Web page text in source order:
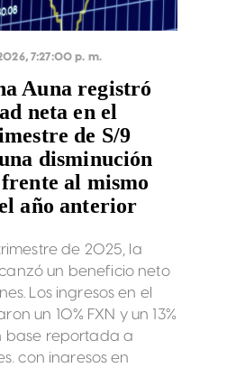
7:27:00 p. m.
Auna registró
neta en el
de S/9
disminución
al mismo
año anterior
de 2025, la
un beneficio neto
Los ingresos en el
un 10% FXN y un 13%
base reportada a
con ingresos en
aumentando en todos